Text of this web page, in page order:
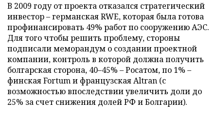
В 2009 году от проекта отказался стратегический
инвестор – германская RWE, которая была готова
профинансировать 49% работ по сооружению АЭС.
Для того чтобы решить проблему, стороны
подписали меморандум о создании проектной
компании, контроль в которой должна получить
болгарская сторона, 40–45% – Росатом, по 1% –
финская Fortum и французская Altran (с
возможностью впоследствии увеличить доли до
25% за счет снижения долей РФ и Болгарии).